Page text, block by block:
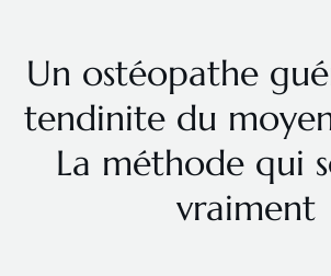
Un ostéopathe
tendinite du
La méthode qui
vraiment